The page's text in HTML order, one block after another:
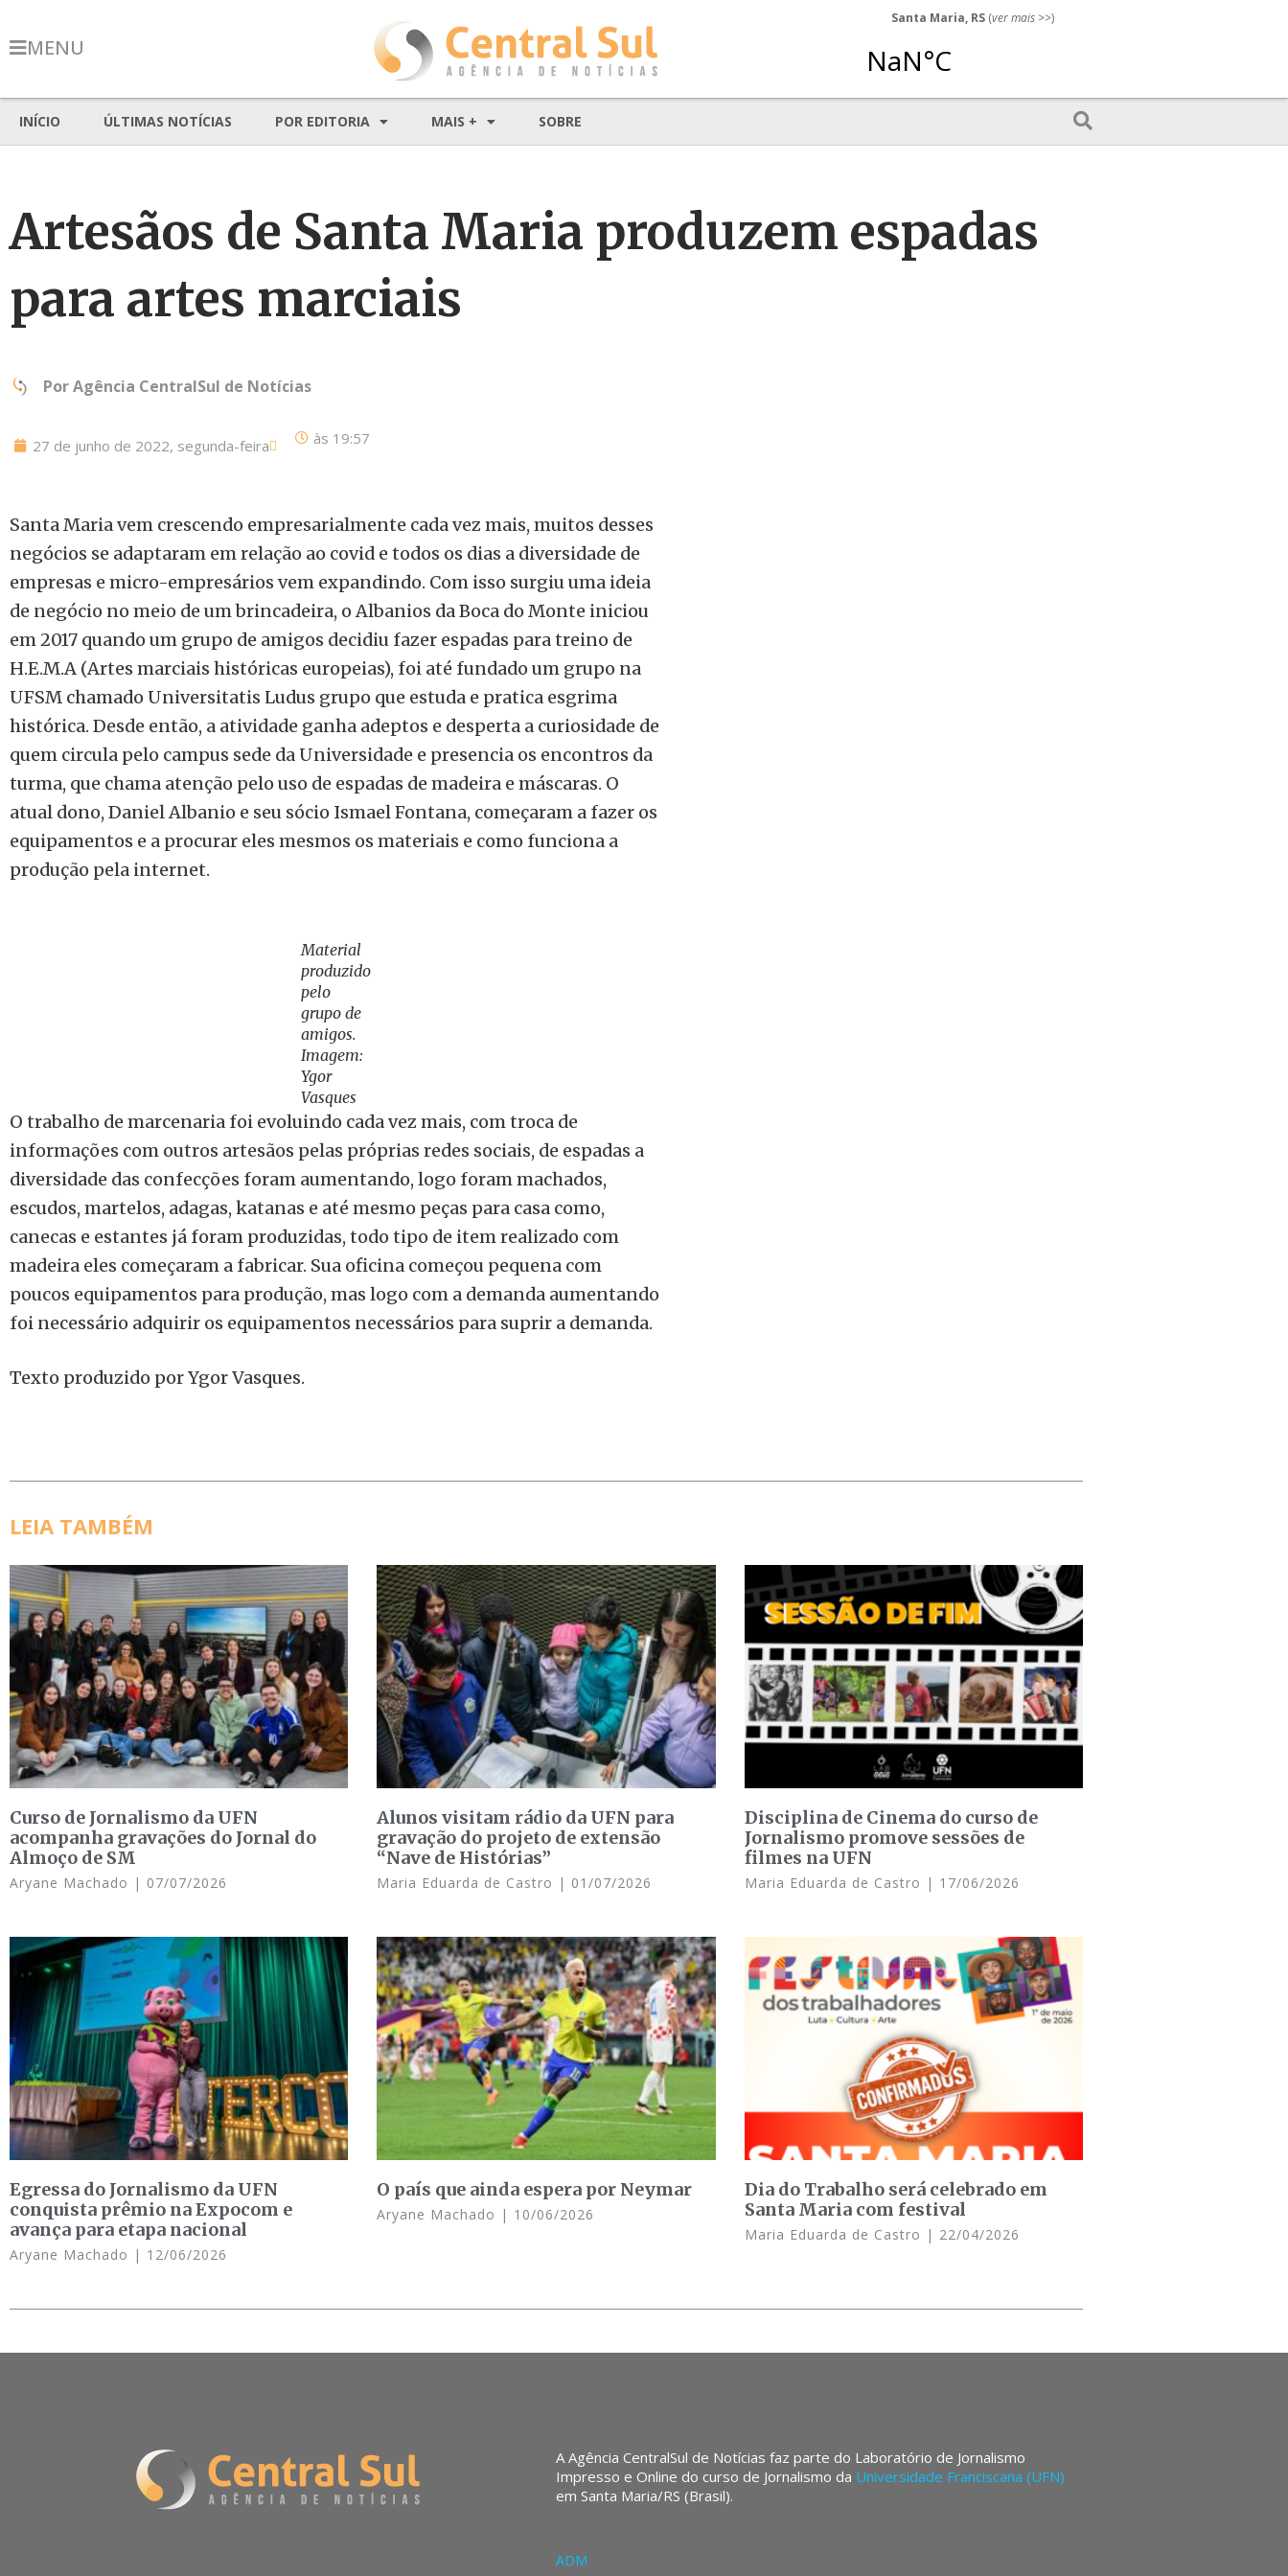
MENU
Santa Maria, RS (ver mais >>)
INÍCIO ÚLTIMAS NOTÍCIAS POR EDITORIA MAIS + SOBRE
Artesãos de Santa Maria produzem espadas
para artes marciais
PorAgência CentralSul de Notícias
27 de junho de 2022, segunda-feira às 19:57
Santa Maria vem crescendo empresarialmente cada vez mais, muitos desses
negócios se adaptaram em relação ao covid e todos os dias a diversidade de
empresas e micro-empresários vem expandindo. Com isso surgiu uma ideia
de negócio no meio de um brincadeira, o Albanios da Boca do Monte iniciou
em 2017 quando um grupo de amigos decidiu fazer espadas para treino de
H.E.M.A (Artes marciais históricas europeias), foi até fundado um grupo na
UFSM chamado Universitatis Ludus grupo que estuda e pratica esgrima
histórica. Desde então, a atividade ganha adeptos e desperta a curiosidade de
quem circula pelo campus sede da Universidade e presencia os encontros da
turma, que chama atenção pelo uso de espadas de madeira e máscaras. O
atual dono, Daniel Albanio e seu sócio Ismael Fontana, começaram a fazer os
equipamentos e a procurar eles mesmos os materiais e como funciona a
produção pela internet.
Material
produzido
pelo
grupo de
amigos.
Imagem:
Ygor
Vasques
O trabalho de marcenaria foi evoluindo cada vez mais, com troca de
informações com outros artesãos pelas próprias redes sociais, de espadas a
diversidade das confecções foram aumentando, logo foram machados,
escudos, martelos, adagas, katanas e até mesmo peças para casa como,
canecas e estantes já foram produzidas, todo tipo de item realizado com
madeira eles começaram a fabricar. Sua oficina começou pequena com
poucos equipamentos para produção, mas logo com a demanda aumentando
foi necessário adquirir os equipamentos necessários para suprir a demanda.
Texto produzido por Ygor Vasques.
LEIA TAMBÉM
Curso de Jornalismo da UFN
acompanha gravações do Jornal do
Almoço de SM
Aryane Machado 07/07/2026
Alunos visitam rádio da UFN para
gravação do projeto de extensão
“Nave de Histórias”
Maria Eduarda de Castro 01/07/2026
Disciplina de Cinema do curso de
Jornalismo promove sessões de
filmes na UFN
Maria Eduarda de Castro 17/06/2026
Egressa do Jornalismo da UFN
conquista prêmio na Expocom e
avança para etapa nacional
Aryane Machado 12/06/2026
O país que ainda espera por Neymar
Aryane Machado 10/06/2026
Dia do Trabalho será celebrado em
Santa Maria com festival
Maria Eduarda de Castro 22/04/2026
A Agência CentralSul de Notícias faz parte do Laboratório de Jornalismo
Impresso e Online do curso de Jornalismo da Universidade Franciscana (UFN)
em Santa Maria/RS (Brasil).
ADM